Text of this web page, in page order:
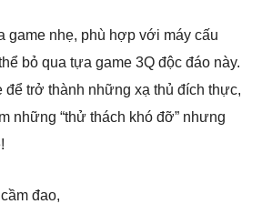
game nhẹ, phù hợp với máy cấu
bỏ qua tựa game 3Q độc đáo này.
để trở thành những xạ thủ đích thực,
những “thử thách khó đỡ” nhưng
đao,